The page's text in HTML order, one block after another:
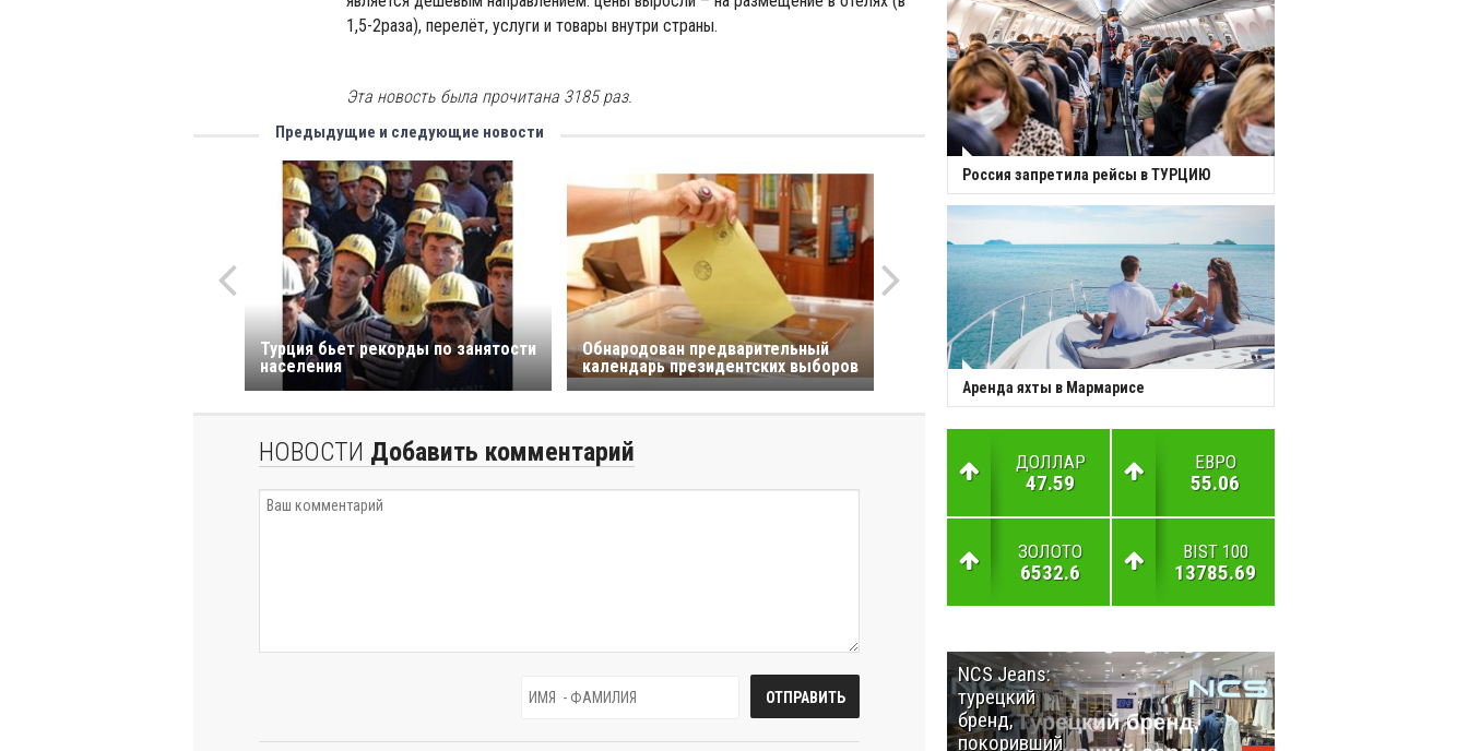
1,5-2раза), перелёт, услуги и товары внутри страны.
Эта новость была прочитана 3185 раз.
Предыдущие и следующие новости
Турция бьет рекорды по занятости
населения
Обнародован предварительный
календарь президентских выборов
НОВОСТИ Добавить комментарий
Россия запретила рейсы в ТУРЦИЮ
Аренда яхты в Мармарисе
ДОЛЛАР
47.59
ЕВРО
55.06
ЗОЛОТО
6532.6
BIST 100
13785.69
NCS Jeans:
турецкий
бренд,
покоривший